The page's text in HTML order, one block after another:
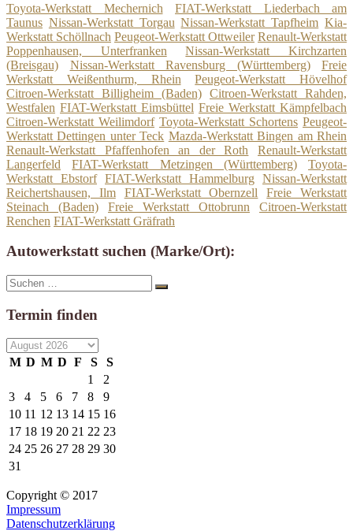
Toyota-Werkstatt Mechernich
FIAT-Werkstatt Liederbach am
Taunus Nissan-Werkstatt Torgau Nissan-Werkstatt Tapfheim Kia-
Werkstatt Schöllnach Peugeot-Werkstatt Ottweiler Renault-Werkstatt
Poppenhausen, Unterfranken
Nissan-Werkstatt Kirchzarten
(Breisgau)
Nissan-Werkstatt Ravensburg (Württemberg)
Freie
Werkstatt Weißenthurm, Rhein
Peugeot-Werkstatt Hövelhof
Citroen-Werkstatt Billigheim (Baden) Citroen-Werkstatt Rahden,
Westfalen FIAT-Werkstatt Eimsbüttel Freie Werkstatt Kämpfelbach
Citroen-Werkstatt Weilimdorf Toyota-Werkstatt Schortens Peugeot-
Werkstatt Dettingen unter Teck Mazda-Werkstatt Bingen am Rhein
Renault-Werkstatt Pfaffenhofen an der Roth
Renault-Werkstatt
Langerfeld
FIAT-Werkstatt Metzingen (Württemberg)
Toyota-
Werkstatt Ebstorf FIAT-Werkstatt Hammelburg Nissan-Werkstatt
Reichertshausen, Ilm
FIAT-Werkstatt Obernzell
Freie Werkstatt
Steinach (Baden)
Freie Werkstatt Ottobrunn
Citroen-Werkstatt
Renchen FIAT-Werkstatt Gräfrath
Autowerkstatt suchen (Marke/Ort):
Suche
nach:
Suchen
Termin finden
M D M D F S
S
1
2
3
4 5 6 7 8
9
10 11 12 13 14 15 16
17 18 19 20 21 22 23
24 25 26 27 28 29 30
31
Copyright © 2017
Impressum
Datenschutzerklärung